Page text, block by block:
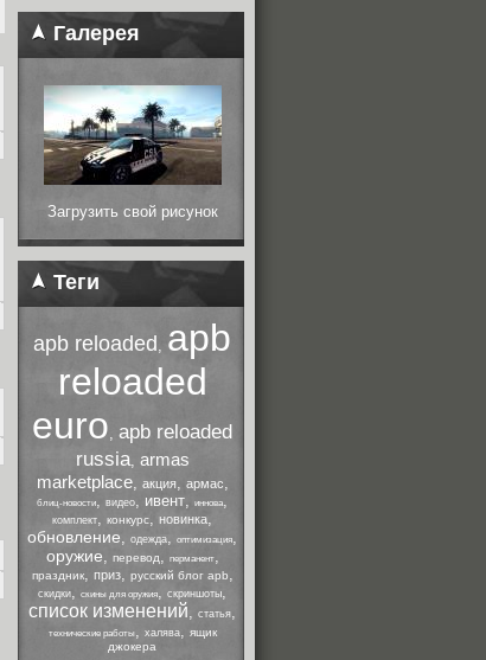
Галерея
Загрузить свой рисунок
Теги
apb reloaded , apb
reloaded
euro, apb reloaded
russia, armas
marketplace, акция, армас,
блиц-новости, видео, ивент, иннова,
комплект, конкурс, новинка,
обновление, одежда, оптимизация,
оружие, перевод, перманент,
праздник, приз, русский блог apb,
скидки, скины для оружия, скриншоты,
список изменений, статья,
технические работы, халява, ящик
джокера